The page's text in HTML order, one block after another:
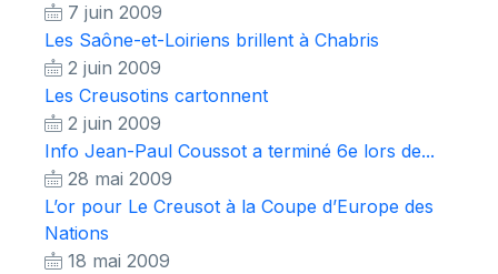
7 juin 2009
Les Saône-et-Loiriens brillent à Chabris
2 juin 2009
Les Creusotins cartonnent
2 juin 2009
Info Jean-Paul Coussot a terminé 6e lors de...
28 mai 2009
L’or pour Le Creusot à la Coupe d’Europe des
Nations
18 mai 2009